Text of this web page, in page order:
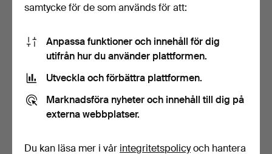
HÖGANÄS, KRUS, FEM ST.
3 dagar
HÖGANÄS, KRUS, FEM ST.
3 dagar
samtycke för de som används för att:
Anpassa funktioner och innehåll för dig
utifrån hur du använder plattformen.
Utveckla och förbättra plattformen.
Marknadsföra nyheter och innehåll till dig på
externa webbplatser.
Du kan läsa mer i vår integritetspolicyoch hantera